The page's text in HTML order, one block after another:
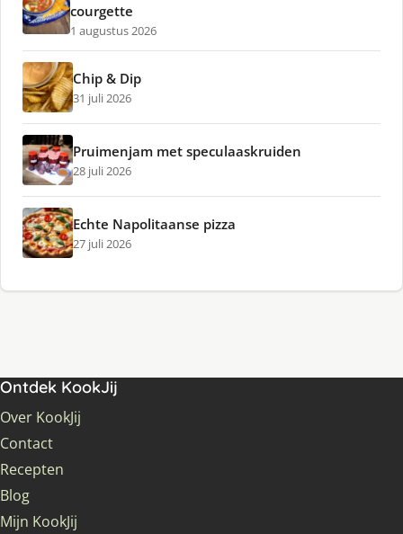
courgette
1 augustus 2026
Chip & Dip
31 juli 2026
Pruimenjam met speculaaskruiden
28 juli 2026
Echte Napolitaanse pizza
27 juli 2026
Ontdek KookJij
Over KookJij
Contact
Recepten
Blog
Mijn KookJij